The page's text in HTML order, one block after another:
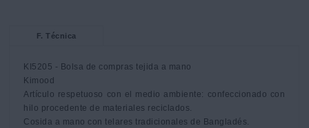
F. Técnica
KI5205 - Bolsa de compras tejida a mano
Kimood
Artículo respetuoso con el medio ambiente: confeccionado con
hilo procedente de materiales reciclados.
Cosida a mano con telares tradicionales de Bangladés.